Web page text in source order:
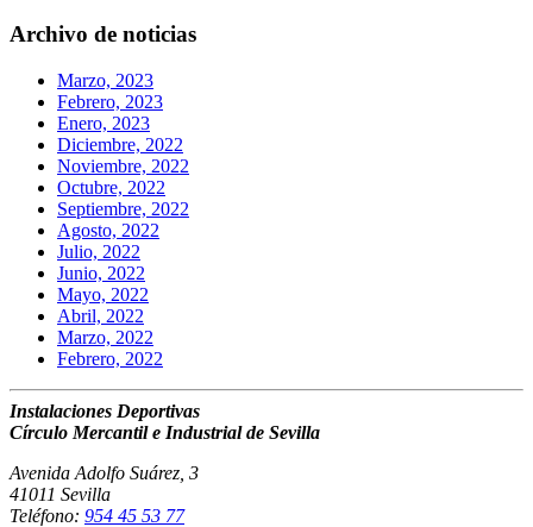
Archivo de noticias
Marzo, 2023
Febrero, 2023
Enero, 2023
Diciembre, 2022
Noviembre, 2022
Octubre, 2022
Septiembre, 2022
Agosto, 2022
Julio, 2022
Junio, 2022
Mayo, 2022
Abril, 2022
Marzo, 2022
Febrero, 2022
Instalaciones Deportivas
Círculo Mercantil e Industrial de Sevilla
Avenida Adolfo Suárez, 3
41011 Sevilla
Teléfono: 954 45 53 77